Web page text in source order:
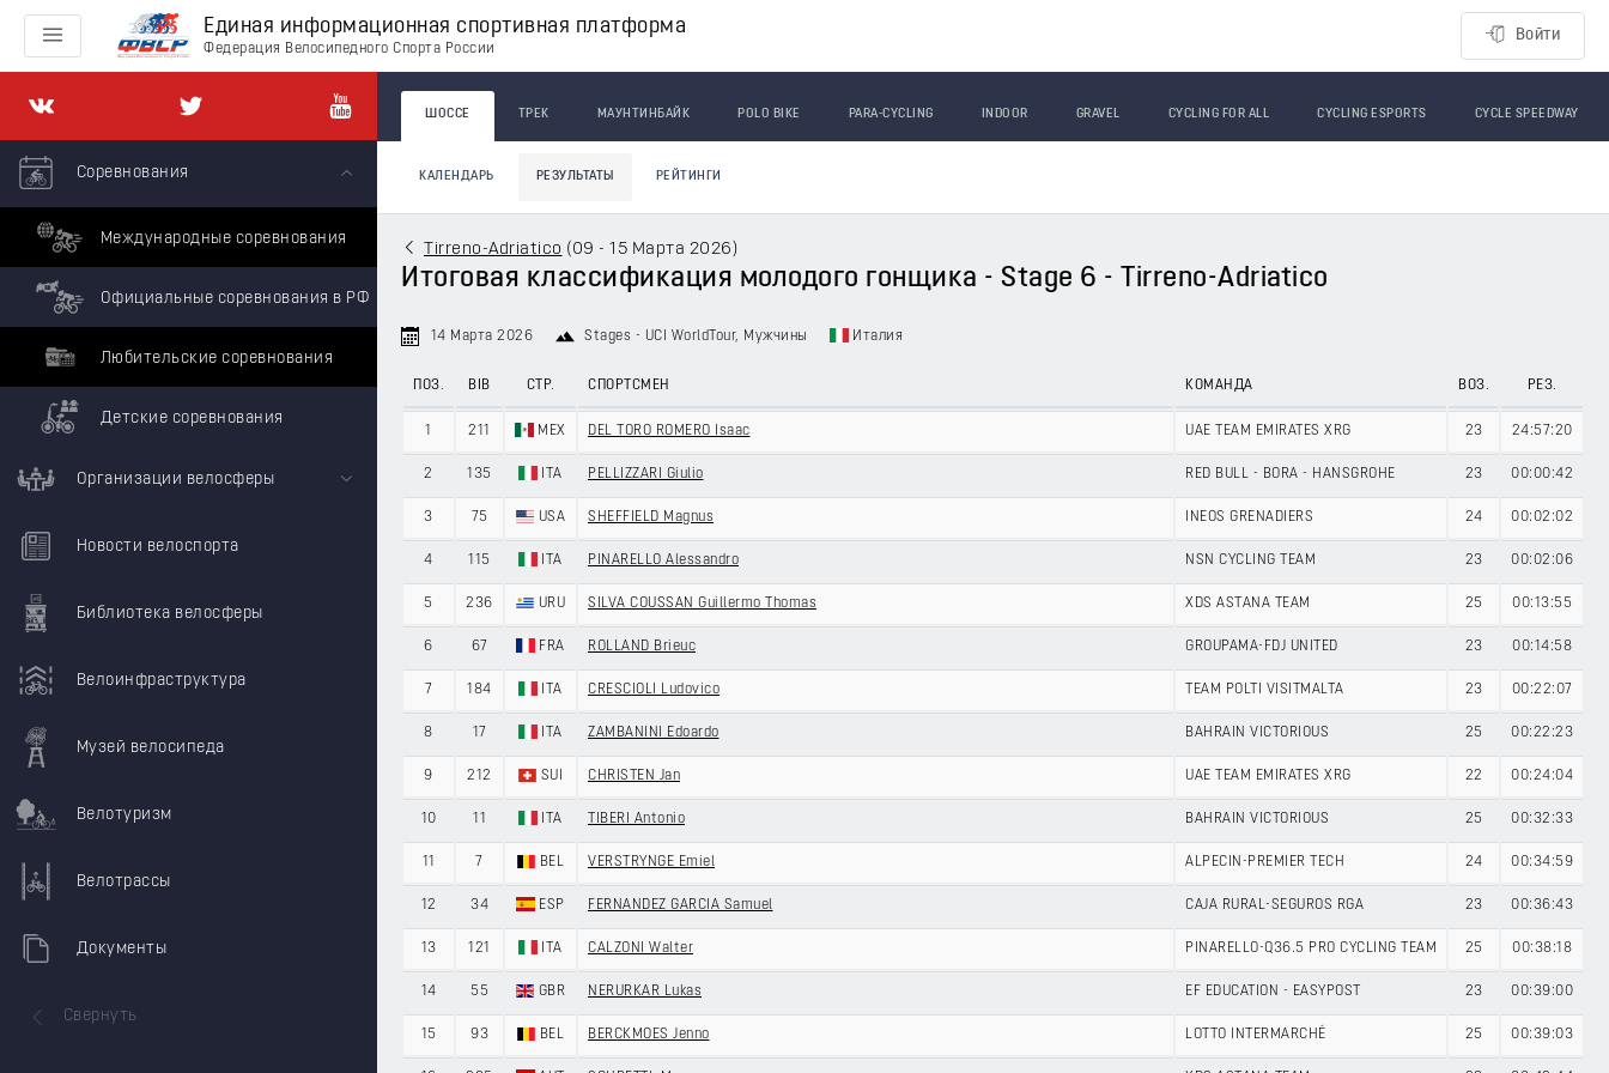
Единая информационная спортивная платформа
Федерация Велосипедного Спорта России
Войти
Соревнования
Международные соревнования
Официальные соревнования в РФ
Любительские соревнования
Детские соревнования
Организации велосферы
Новости велоспорта
Библиотека велосферы
Велоинфраструктура
Музей велосипеда
Велотуризм
Велотрассы
Документы
Свернуть
ШОССЕ ТРЕК МАУНТИНБАЙК POLO BIKE PARA-CYCLING INDOOR GRAVEL CYCLING FOR ALL CYCLING ESPORTS CYCLE SPEEDWAY
КАЛЕНДАРЬ РЕЗУЛЬТАТЫ РЕЙТИНГИ
Tirreno-Adriatico ( 09 - 15 Марта 2026 )
Итоговая классификация молодого гонщика - Stage 6 - Tirreno-Adriatico
14 Марта 2026 Stages - UCI WorldTour, Мужчины Италия
ПОЗ. BIB СТР. СПОРТСМЕН КОМАНДА ВОЗ. РЕЗ.
1 211 MEX DEL TORO ROMERO Isaac UAE TEAM EMIRATES XRG 23 24:57:20
2 135 ITA PELLIZZARI Giulio RED BULL - BORA - HANSGROHE 23 00:00:42
3 75 USA SHEFFIELD Magnus INEOS GRENADIERS 24 00:02:02
4 115 ITA PINARELLO Alessandro NSN CYCLING TEAM 23 00:02:06
5 236 URU SILVA COUSSAN Guillermo Thomas XDS ASTANA TEAM 25 00:13:55
6 67 FRA ROLLAND Brieuc GROUPAMA-FDJ UNITED 23 00:14:58
7 184 ITA CRESCIOLI Ludovico TEAM POLTI VISITMALTA 23 00:22:07
8 17 ITA ZAMBANINI Edoardo BAHRAIN VICTORIOUS 25 00:22:23
9 212 SUI CHRISTEN Jan UAE TEAM EMIRATES XRG 22 00:24:04
10 11 ITA TIBERI Antonio BAHRAIN VICTORIOUS 25 00:32:33
11 7 BEL VERSTRYNGE Emiel ALPECIN-PREMIER TECH 24 00:34:59
12 34 ESP FERNANDEZ GARCIA Samuel CAJA RURAL-SEGUROS RGA 23 00:36:43
13 121 ITA CALZONI Walter PINARELLO-Q36.5 PRO CYCLING TEAM 25 00:38:18
14 55 GBR NERURKAR Lukas EF EDUCATION - EASYPOST 23 00:39:00
15 93 BEL BERCKMOES Jenno LOTTO INTERMARCHÉ 25 00:39:03